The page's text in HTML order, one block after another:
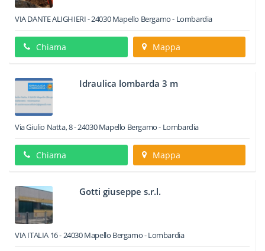
VIA DANTE ALIGHIERI-24030 Mapello Bergamo - Lombardia
Chiama Mappa
Idraulica lombarda 3 m
Via Giulio Natta, 8-24030 Mapello Bergamo - Lombardia
Chiama Mappa
Gotti giuseppe s.r.l.
VIA ITALIA 16-24030Mapello Bergamo -Lombardia